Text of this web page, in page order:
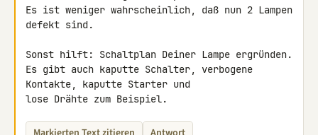
Es ist weniger wahrscheinlich, daß nun 2 Lampen
defekt sind.
Sonst hilft: Schaltplan Deiner Lampe ergründen.
Es gibt auch kaputte Schalter, verbogene
Kontakte, kaputte Starter und
lose Drähte zum Beispiel.